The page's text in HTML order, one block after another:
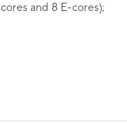
cores and 8 E-cores);